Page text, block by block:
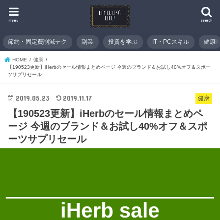
search
menu
節約・固定費削減テク 副業 投資を学ぶ IT・PCスキル 健康
HOME
健康
【190523更新】iHerbのセール情報まとめページ 今週のブランド＆お試し40%オフ＆スポー
ツサプリセール
健康
2019.05.23 2019.11.17
【190523更新】iHerbのセール情報まとめペ
ージ 今週のブランド＆お試し40%オフ＆スポ
ーツサプリセール